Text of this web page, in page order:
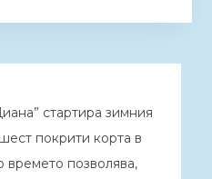
стартира зимния
покрити корта в
времето позволява,